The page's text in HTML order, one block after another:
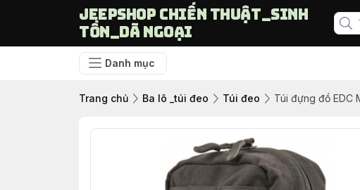
Jeepshop chiến thuật_sinh
tồn_dã ngoại
Danh mục
Trang chủ Ba lô _túi đeo Túi đeo Túi đựng đồ EDC